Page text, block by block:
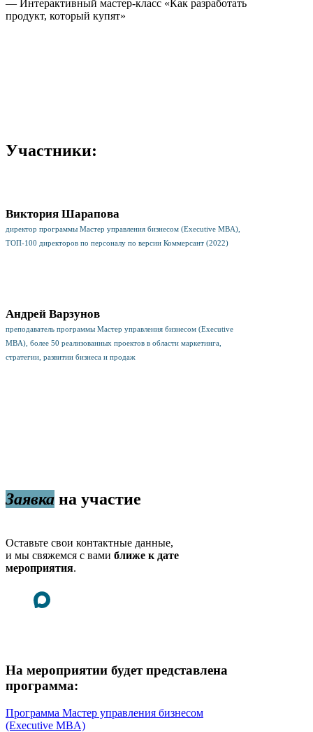
— Интерактивный мастер-класс «Как разработать
продукт, который купят»
Участники:
Виктория Шарапова
директор программы Мастер управления бизнесом (Executive MBA),
ТОП-100 директоров по персоналу по версии Коммерсант (2022)
Андрей Варзунов
преподаватель программы Мастер управления бизнесом (Executive
MBA), более 50 реализованных проектов в области маркетинга,
стратегии, развитии бизнеса и продаж
Заявка на участие
Оставьте свои контактные данные,
и мы свяжемся с вами ближе к дате
мероприятия.
На мероприятии будет представлена
программа:
Программа Мастер управления бизнесом
(Executive MBA)